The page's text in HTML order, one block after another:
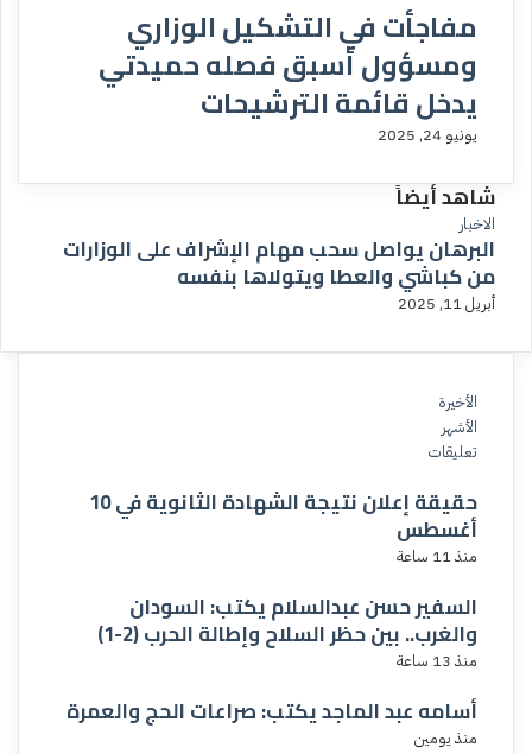
مفاجأت في التشكيل الوزاري
ومسؤول أسبق فصله حميدتي
يدخل قائمة الترشيحات
يونيو 24, 2025
شاهد أيضاً
إ
غ
ل
ا
الاخبار
البرهان يواصل سحب مهام الإشراف على الوزارات
من كباشي والعطا ويتولاها بنفسه
أبريل 11, 2025
الأخيرة
الأشهر
تعليقات
حقيقة إعلان نتيجة الشهادة الثانوية في 10
أغسطس
منذ 11 ساعة
السفير حسن عبدالسلام يكتب: السودان
والغرب.. بين حظر السلاح وإطالة الحرب (2-1)
منذ 13 ساعة
أسامه عبد الماجد يكتب: صراعات الحج والعمرة
منذ يومين